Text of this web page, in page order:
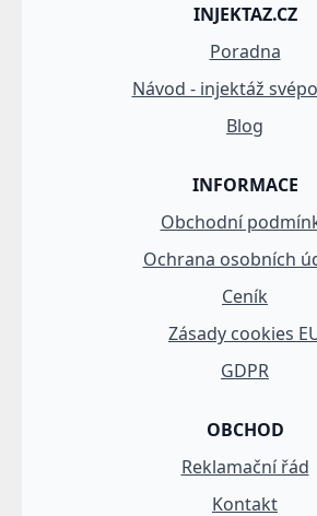
INJEKTAZ.CZ
Poradna
Návod - injektáž
Blog
INFORMACE
Obchodní
Ochrana osobních
Ceník
Zásady cookies
GDPR
OBCHOD
Reklamační řád
Kontakt